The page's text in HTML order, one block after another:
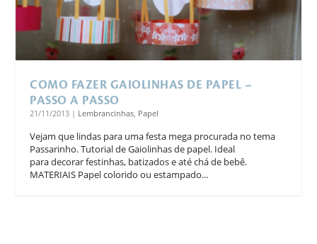
COMO FAZER GAIOLINHAS DE PAPEL –
PASSO A PASSO
21/11/2013 | Lembrancinhas Papel
Vejam que lindas para uma festa mega procurada no tema
Passarinho. Tutorial de Gaiolinhas de papel. Ideal
para decorar festinhas, batizados e até chá de bebê.
MATERIAIS Papel colorido ou estampado...